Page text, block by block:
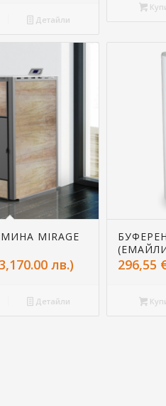
Детайли
MIRAGE
лв.)
Детайли
296,55